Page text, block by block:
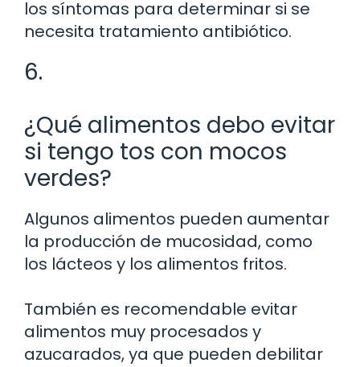
los síntomas para determinar si se
necesita tratamiento antibiótico.
6.
¿Qué alimentos debo evitar
si tengo tos con mocos
verdes?
Algunos alimentos pueden aumentar
la producción de mucosidad, como
los lácteos y los alimentos fritos.
También es recomendable evitar
alimentos muy procesados y
azucarados, ya que pueden debilitar